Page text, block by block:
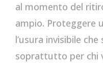
al momento del
ampio. Proteggere
l’usura invisibile
soprattutto per chi